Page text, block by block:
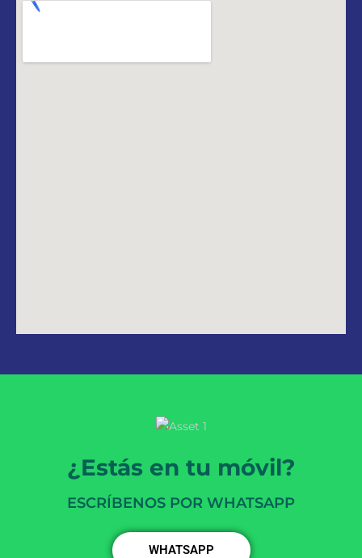
¿Estás en tu móvil?
ESCRÍBENOS POR WHATSAPP
WHATSAPP